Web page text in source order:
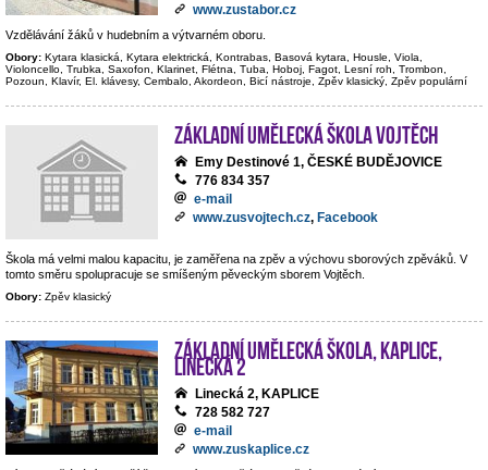
www.zustabor.cz
Vzdělávání žáků v hudebním a výtvarném oboru.
Obory: Kytara klasická, Kytara elektrická, Kontrabas, Basová kytara, Housle, Viola,
Violoncello, Trubka, Saxofon, Klarinet, Flétna, Tuba, Hoboj, Fagot, Lesní roh, Trombon,
Pozoun, Klavír, El. klávesy, Cembalo, Akordeon, Bicí nástroje, Zpěv klasický, Zpěv populární
Základní umělecká škola Vojtěch
Emy Destinové 1, ČESKÉ BUDĚJOVICE
776 834 357
e-mail
www.zusvojtech.cz, Facebook
Škola má velmi malou kapacitu, je zaměřena na zpěv a výchovu sborových zpěváků. V
tomto směru spolupracuje se smíšeným pěveckým sborem Vojtěch.
Obory: Zpěv klasický
Základní umělecká škola, Kaplice,
Linecká 2
Linecká 2, KAPLICE
728 582 727
e-mail
www.zuskaplice.cz